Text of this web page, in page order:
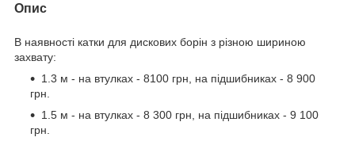
Опис
В наявності катки для дискових борін з різною шириною
захвату:
1.3 м - на втулках - 8100 грн, на підшибниках - 8 900
грн.
1.5 м - на втулках - 8 300 грн, на підшибниках - 9 100
грн.